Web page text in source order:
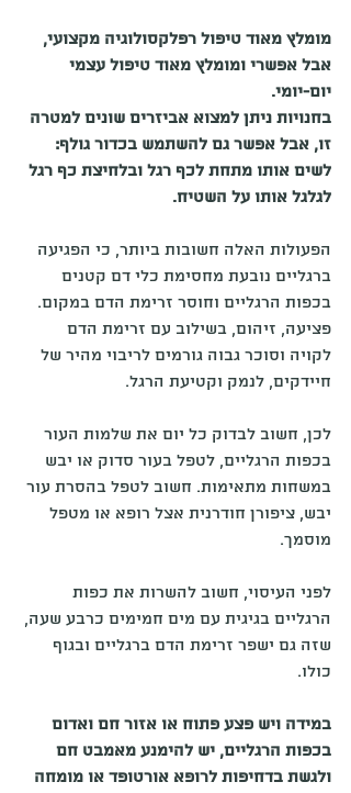
מומלץ מאוד טיפול רפלקסולוגיה מקצועי,
אבל אפשרי ומומלץ מאוד טיפול עצמי
יום-יומי.
בחנויות ניתן למצוא אביזרים שונים למטרה
זו, אבל אפשר גם להשתמש בכדור גולף:
לשים אותו מתחת לכף רגל ובלחיצת כף רגל
לגלגל אותו על השטיח.
הפעולות האלה חשובות ביותר, כי הפגיעה
ברגליים נובעת מחסימת כלי דם קטנים
בכפות הרגליים וחוסר זרימת הדם במקום.
פציעה, זיהום, בשילוב עם זרימת הדם
לקויה וסוכר גבוה גורמים לריבוי מהיר של
חיידקים, לנמק וקטיעת הרגל.
לכן, חשוב לבדוק כל יום את שלמות העור
בכפות הרגליים, לטפל בעור סדוק או יבש
במשחות מתאימות. חשוב לטפל בהסרת עור
יבש, ציפורן חודרנית אצל רופא או מטפל
מוסמך.
לפני העיסוי, חשוב להשרות את כפות
הרגליים בגיגית עם מים חמימים כרבע שעה,
שזה גם ישפר זרימת הדם ברגליים ובגוף
כולו.
במידה ויש פצע פתוח או אזור חם ואדום
בכפות הרגליים, יש להימנע מאמבט חם
ולגשת בדחיפות לרופא אורטופד או מומחה